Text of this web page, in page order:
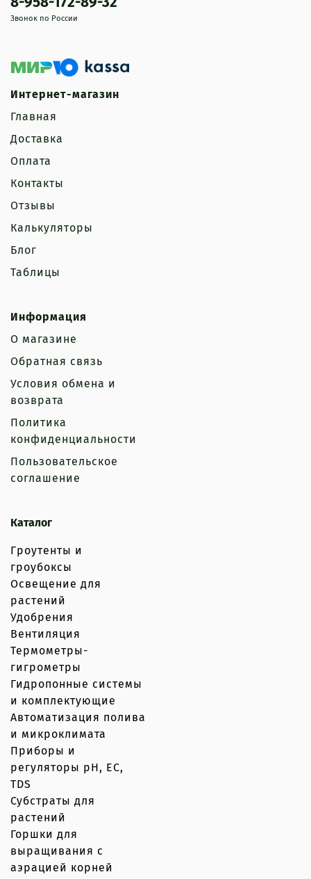
Интернет-магазин
Главная
Доставка
Оплата
Контакты
Отзывы
Калькуляторы
Блог
Таблицы
Информация
О магазине
Обратная связь
Условия обмена и
возврата
Политика
конфиденциальности
Пользовательское
соглашение
Каталог
Гроутенты и
гроубоксы
Освещение для
растений
Удобрения
Вентиляция
Термометры-
гигрометры
Гидропонные системы
и комплектующие
Автоматизация полива
и микроклимата
Приборы и
регуляторы рН, EC,
TDS
Субстраты для
растений
Горшки для
выращивания с
аэрацией корней
Звонок по России